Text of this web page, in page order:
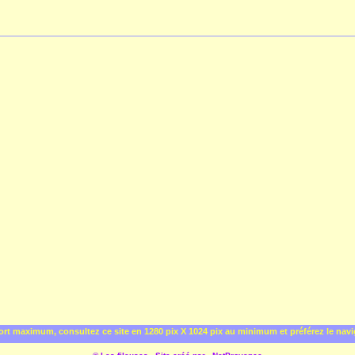
maximum, consultez ce site en 1280 pix X 1024 pix au minimum et préférez le